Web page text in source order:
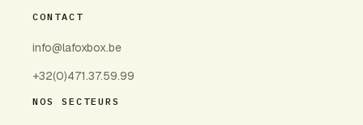
CONTACT
info@lafoxbox.be
+32(0)471.37.59.99
NOS SECTEURS